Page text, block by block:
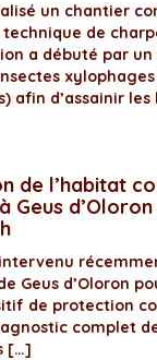
un chantier
de
a débuté par
afin d’assainir
de l’habitat
Geus
Geus d’Oloron
de protection
complet
[…]